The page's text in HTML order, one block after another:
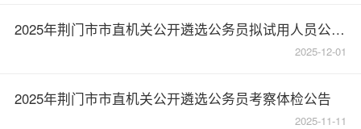
2025年荆门市市直机关公开遴选公务员拟试用人员公示（第一批）
2025-12-01
2025年荆门市市直机关公开遴选公务员考察体检公告
2025-11-11